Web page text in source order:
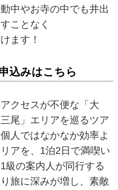
中やお寺の中でも井出
ことなく
ます！
込みはこちら
クセスが不便な「大
尾」エリアを巡るツア
人ではなかなか効率よ
アを、1泊2日で満喫い
級の案内人が同行する
旅に深みが増し、素敵